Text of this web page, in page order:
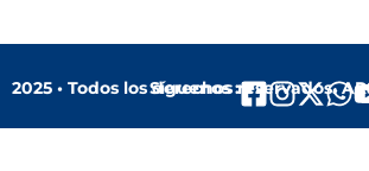
2025 • Todos los derechos reservados.
Síguenos :